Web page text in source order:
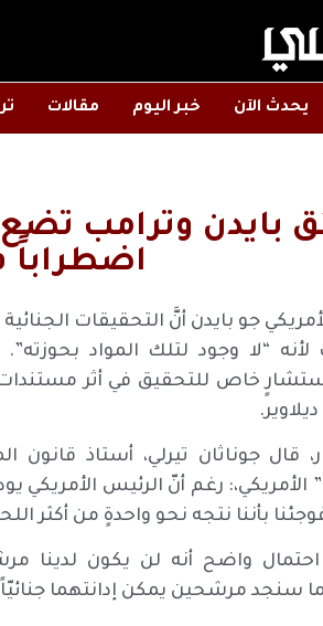
يحدث الآن خبر اليوم مقالات
بايدن وترامب تضع
اضطراباً
جو بايدن أنَّ التحقيقات
لأنه “لا وجود لتلك المواد
خاص للتحقيق في أثر
قال جوناثان تيرلي، أستاذ
الأمريكي،: رغم أنّ الرئيس
بأننا نتجه نحو واحدةٍ من أكثر
واضح أنه لن يكون لدينا
سنجد مرشحين يمكن إدانتهما جنائيّاً